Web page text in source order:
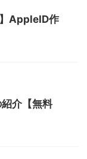
】AppleID作
介【無料